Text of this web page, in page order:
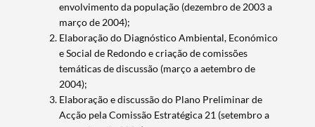
Termo de Pesquisa
envolvimento da população (dezembro de 2003 a
março de 2004);
Elaboração do Diagnóstico Ambiental, Económico
e Social de Redondo e criação de comissões
temáticas de discussão (março a aetembro de
2004);
Elaboração e discussão do Plano Preliminar de
Acção pela Comissão Estratégica 21 (setembro a